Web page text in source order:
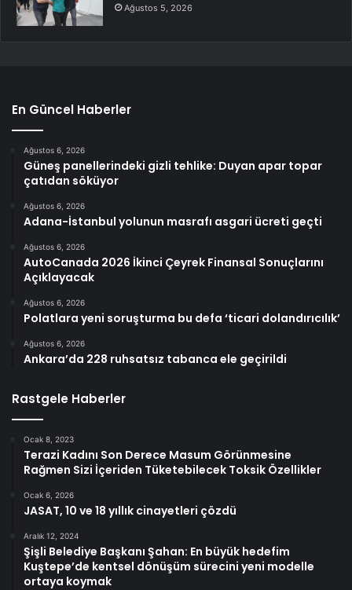
Ağustos 5, 2026
En Güncel Haberler
Ağustos 6, 2026
Güneş panellerindeki gizli tehlike: Duyan apar topar
çatıdan söküyor
Ağustos 6, 2026
Adana-İstanbul yolunun masrafı asgari ücreti geçti
Ağustos 6, 2026
AutoCanada 2026 İkinci Çeyrek Finansal Sonuçlarını
Açıklayacak
Ağustos 6, 2026
Polatlara yeni soruşturma bu defa ‘ticari dolandırıcılık’
Ağustos 6, 2026
Ankara’da 228 ruhsatsız tabanca ele geçirildi
Rastgele Haberler
Ocak 8, 2023
Terazi Kadını Son Derece Masum Görünmesine
Rağmen Sizi İçeriden Tüketebilecek Toksik Özellikler
Ocak 6, 2026
JASAT, 10 ve 18 yıllık cinayetleri çözdü
Aralık 12, 2024
Şişli Belediye Başkanı Şahan: En büyük hedefim
Kuştepe’de kentsel dönüşüm sürecini yeni modelle
ortaya koymak